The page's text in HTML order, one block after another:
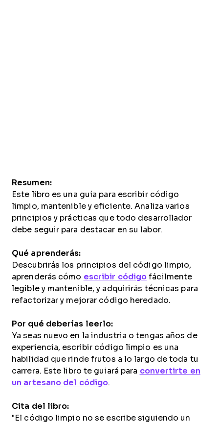
Resumen:
Este libro es una guía para escribir código
limpio, mantenible y eficiente. Analiza varios
principios y prácticas que todo desarrollador
debe seguir para destacar en su labor.
Qué aprenderás:
Descubrirás los principios del código limpio,
aprenderás cómo escribir código fácilmente
legible y mantenible, y adquirirás técnicas para
refactorizar y mejorar código heredado.
Por qué deberías leerlo:
Ya seas nuevo en la industria o tengas años de
experiencia, escribir código limpio es una
habilidad que rinde frutos a lo largo de toda tu
carrera. Este libro te guiará para convertirte en
un artesano del código.
Cita del libro:
"El código limpio no se escribe siguiendo un